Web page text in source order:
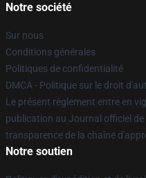
Notre société
Sur nous
Conditions générales
Politiques de confidentialité
DMCA - Politique sur le droit
Le présent règlement entre en
publication au Journal officiel
transparence de la chaîne
Notre soutien